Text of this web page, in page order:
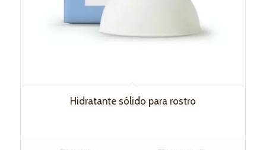
Hidratante sólido para rostro